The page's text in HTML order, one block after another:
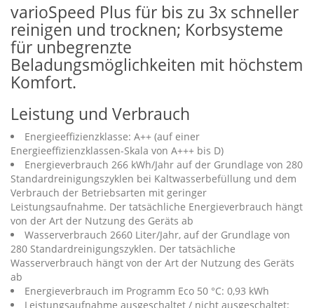
varioSpeed Plus für bis zu 3x schneller
reinigen und trocknen; Korbsysteme
für unbegrenzte
Beladungsmöglichkeiten mit höchstem
Komfort.
Leistung und Verbrauch
Energieeffizienzklasse: A++ (auf einer
Energieeffizienzklassen-Skala von A+++ bis D)
Energieverbrauch 266 kWh/Jahr auf der Grundlage von 280
Standardreinigungszyklen bei Kaltwasserbefüllung und dem
Verbrauch der Betriebsarten mit geringer
Leistungsaufnahme. Der tatsächliche Energieverbrauch hängt
von der Art der Nutzung des Geräts ab
Wasserverbrauch 2660 Liter/Jahr, auf der Grundlage von
280 Standardreinigungszyklen. Der tatsächliche
Wasserverbrauch hängt von der Art der Nutzung des Geräts
ab
Energieverbrauch im Programm Eco 50 °C: 0,93 kWh
Leistungsaufnahme ausgeschaltet / nicht ausgeschaltet: